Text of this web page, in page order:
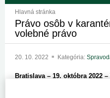
Hlavná stránka
Právo osôb v
volebné právo
20. 10. 2022 Kategória:
Bratislava – 19. októbra 2022